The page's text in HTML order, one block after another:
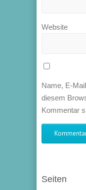
Website
Name, E-
diesem
Kommentar
Seiten